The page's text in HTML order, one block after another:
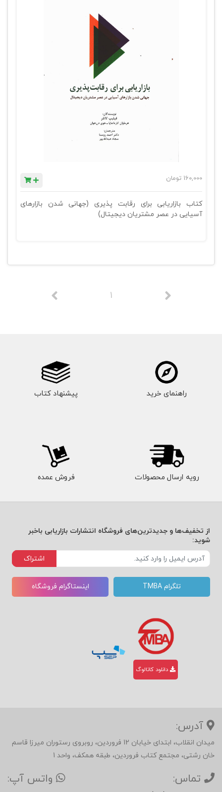
160,000 تومان
کتاب بازاریابی برای رقابت پذیری (جهانی شدن بازارهای
آسیایی در عصر مشتریان دیجیتال)
1
راهنمای خرید پیشنهاد کتاب
رویه ارسال محصولات فروش عمده
از تخفیف‌ها و جدیدترین‌های فروشگاه انتشارات بازاریابی باخبر
شوید:
اشتراک
تلگرام TMBA اینستاگرام فروشگاه
دانلود کاتالوگ
آدرس:
میدان انقلاب، ابتدای خیابان 12 فروردین، روبروی رستوران میرزا قاسم
خان رشتی، مجتمع کتاب فروردین، طبقه همکف، واحد 1
تماس: واتس آپ: